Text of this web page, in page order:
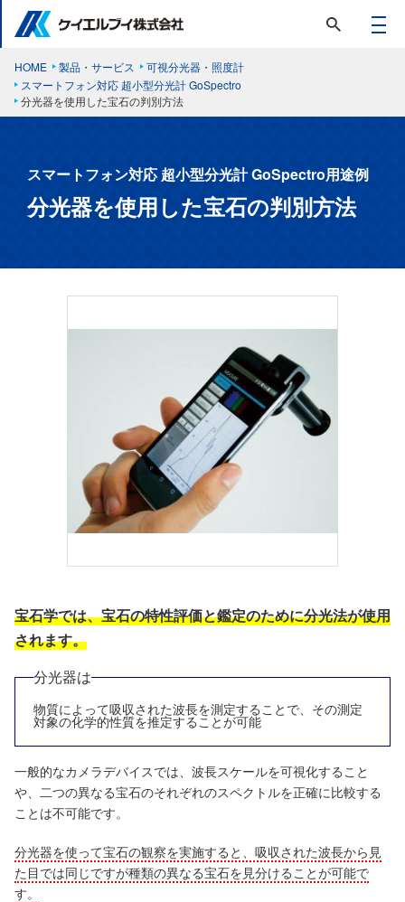
HOME 製品・サービス
可視分光器・照度計
スマートフォン対応 超小型分光計 GoSpectro
分光器を使用した宝石の判別方法
スマートフォン対応 超小型分光計 GoSpectro用途例
分光器を使用した宝石の判別方法
宝石学では、宝石の特性評価と鑑定のために分光法が使用
されます。
分光器は
物質によって吸収された波長を測定することで、その測定
対象の化学的性質を推定することが可能
一般的なカメラデバイスでは、波長スケールを可視化すること
や、二つの異なる宝石のそれぞれのスペクトルを正確に比較する
ことは不可能です。
分光器を使って宝石の観察を実施すると、吸収された波長から見
た目では同じですが種類の異なる宝石を見分けることが可能で
す。